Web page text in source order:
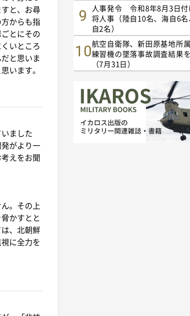
と、お尋
からも指
とにその
いところ
と思いま
います。
ました
がより一
えをお聞
。その上
かすとと
、北朝鮮
に全力を
人事発令 令和8年8月3日付
将人事（陸自10名、海自6名
自2名）
航空自衛隊、新田原基地所
練習機の墜落事故調査結果
（7月31日）